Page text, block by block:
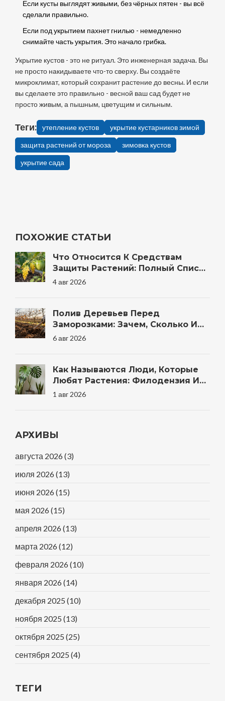
Если кусты выглядят живыми, без чёрных пятен - вы всё
сделали правильно.
Если под укрытием пахнет гнилью - немедленно
снимайте часть укрытия. Это начало грибка.
Укрытие кустов - это не ритуал. Это инженерная задача. Вы
не просто накидываете что-то сверху. Вы создаёте
микроклимат, который сохранит растение до весны. И если
вы сделаете это правильно - весной ваш сад будет не
просто живым, а пышным, цветущим и сильным.
Теги: утепление кустов укрытие кустарников зимой
защита растений от мороза зимовка кустов
укрытие сада
ПОХОЖИЕ СТАТЬИ
Что Относится К Средствам
Защиты Растений: Полный Список
Препаратов И Методов Для Сада
4 авг 2026
Полив Деревьев Перед
Заморозками: Зачем, Сколько И
Когда Правильно
6 авг 2026
Как Называются Люди, Которые
Любят Растения: Филодензия И
Другие Термины
1 авг 2026
АРХИВЫ
августа 2026 (3)
июля 2026 (13)
июня 2026 (15)
мая 2026 (15)
апреля 2026 (13)
марта 2026 (12)
февраля 2026 (10)
января 2026 (14)
декабря 2025 (10)
ноября 2025 (13)
октября 2025 (25)
сентября 2025 (4)
ТЕГИ